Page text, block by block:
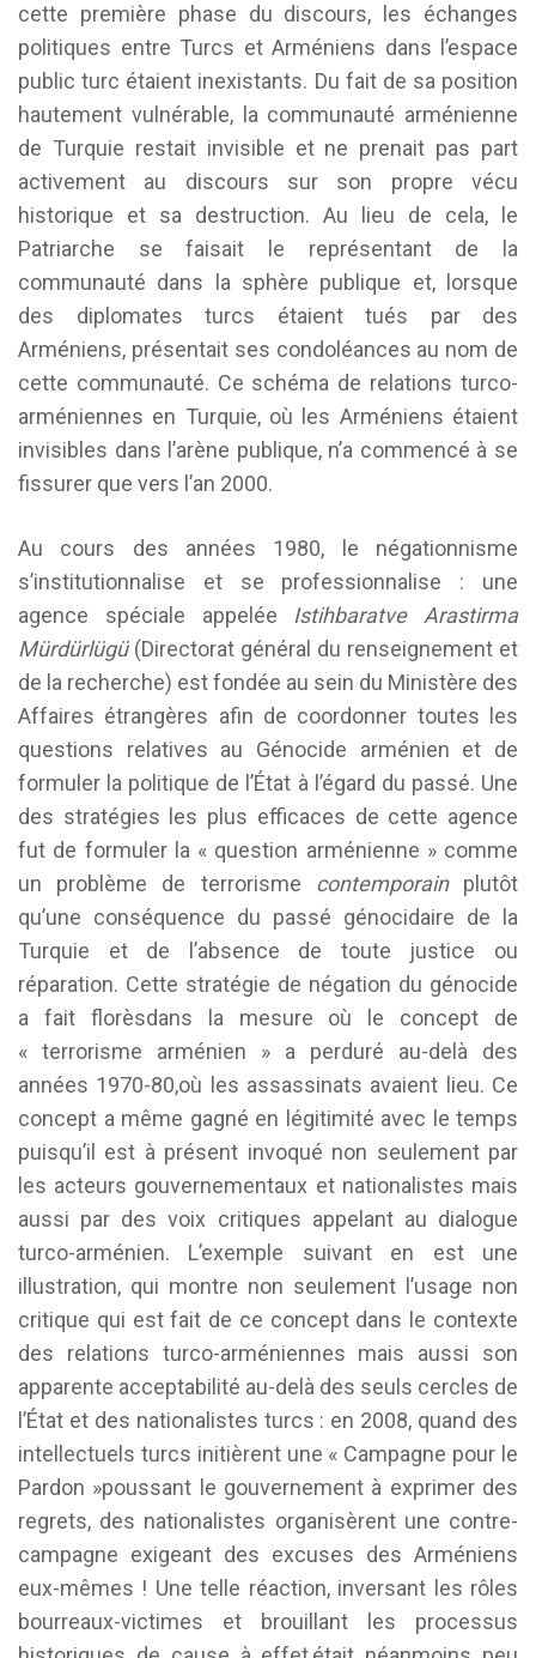
cette première phase du discours, les échanges
politiques entre Turcs et Arméniens dans l’espace
public turc étaient inexistants. Du fait de sa position
hautement vulnérable, la communauté arménienne
de Turquie restait invisible et ne prenait pas part
activement au discours sur son propre vécu
historique et sa destruction. Au lieu de cela, le
Patriarche se faisait le représentant de la
communauté dans la sphère publique et, lorsque
des diplomates turcs étaient tués par des
Arméniens, présentait ses condoléances au nom de
cette communauté. Ce schéma de relations turco-
arméniennes en Turquie, où les Arméniens étaient
invisibles dans l’arène publique, n’a commencé à se
fissurer que vers l’an 2000.
Au cours des années 1980, le négationnisme
s’institutionnalise et se professionnalise : une
agence spéciale appelée Istihbaratve Arastirma
Mürdürlügü(Directorat général du renseignement et
de la recherche) est fondée au sein du Ministère des
Affaires étrangères afin de coordonner toutes les
questions relatives au Génocide arménien et de
formuler la politique de l’État à l’égard du passé. Une
des stratégies les plus efficaces de cette agence
fut de formuler la « question arménienne » comme
un problème de terrorisme contemporainplutôt
qu’une conséquence du passé génocidaire de la
Turquie et de l’absence de toute justice ou
réparation. Cette stratégie de négation du génocide
a fait florèsdans la mesure où le concept de
« terrorisme arménien » a perduré au-delà des
années 1970-80,où les assassinats avaient lieu. Ce
concept a même gagné en légitimité avec le temps
puisqu’il est à présent invoqué non seulement par
les acteurs gouvernementaux et nationalistes mais
aussi par des voix critiques appelant au dialogue
turco-arménien. L’exemple suivant en est une
illustration, qui montre non seulement l’usage non
critique qui est fait de ce concept dans le contexte
des relations turco-arméniennes mais aussi son
apparente acceptabilité au-delà des seuls cercles de
l’État et des nationalistes turcs : en 2008, quand des
intellectuels turcs initièrent une « Campagne pour le
Pardon »poussant le gouvernement à exprimer des
regrets, des nationalistes organisèrent une contre-
campagne exigeant des excuses des Arméniens
eux-mêmes ! Une telle réaction, inversant les rôles
bourreaux-victimes et brouillant les processus